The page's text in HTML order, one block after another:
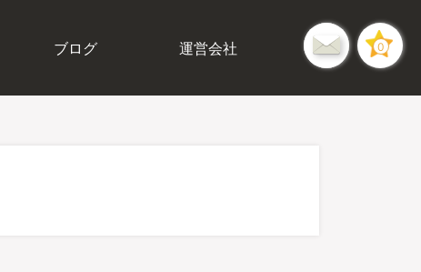
ブログ 運営会社 0